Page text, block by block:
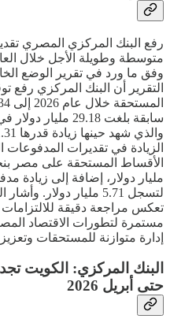
رفع البنك المركزي المصري
وفق ما ورد في تقرير الوضع
التقرير أن البنك المركزي رفع
سابقة بلغت 29.18
الزيادة في تقديرات المدفوعات
لتسجل 5.71 مليار
تعكس مراجعة دقيقة للالتزامات
مستمرة لتطورات الاقتصاد
إدارة متوازنة للمستحقات
حتى أبريل 2026